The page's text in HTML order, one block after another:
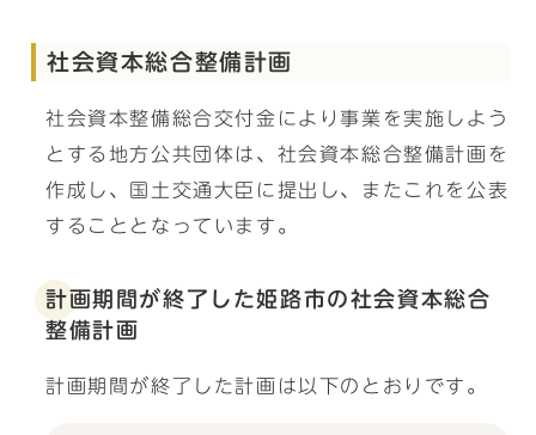
社会資本総合整備計画
社会資本整備総合交付金により事業を実施しよう
とする地方公共団体は、社会資本総合整備計画を
作成し、国土交通大臣に提出し、またこれを公表
することとなっています。
計画期間が終了した姫路市の社会資本総合
整備計画
計画期間が終了した計画は以下のとおりです。